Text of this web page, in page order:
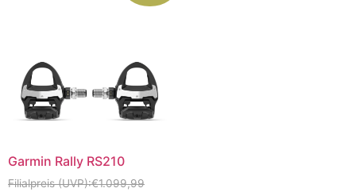
Garmin Rally RS210
€1.099,99